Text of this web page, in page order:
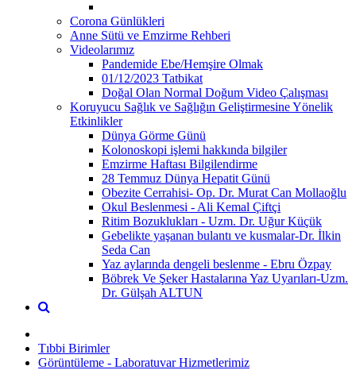
Corona Günlükleri
Anne Sütü ve Emzirme Rehberi
Videolarımız
Pandemide Ebe/Hemşire Olmak
01/12/2023 Tatbikat
Doğal Olan Normal Doğum Video Çalışması
Koruyucu Sağlık ve Sağlığın Geliştirmesine Yönelik
Etkinlikler
Dünya Görme Günü
Kolonoskopi işlemi hakkında bilgiler
Emzirme Haftası Bilgilendirme
28 Temmuz Dünya Hepatit Günü
Obezite Cerrahisi- Op. Dr. Murat Can Mollaoğlu
Okul Beslenmesi - Ali Kemal Çiftçi
Ritim Bozuklukları - Uzm. Dr. Uğur Küçük
Gebelikte yaşanan bulantı ve kusmalar-Dr. İlkin
Seda Can
Yaz aylarında dengeli beslenme - Ebru Özpay
Böbrek Ve Şeker Hastalarına Yaz Uyarıları-Uzm.
Dr. Gülşah ALTUN
Tıbbi Birimler
Görüntüleme - Laboratuvar Hizmetlerimiz